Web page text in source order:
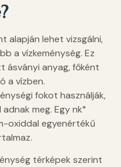
alapján lehet vizsgálni,
a vízkeménység. Ez
ásványi anyag, főként
a vízben.
fokot használják,
meg. Egy nk°
oxiddal egyenértékű
térképek szerint